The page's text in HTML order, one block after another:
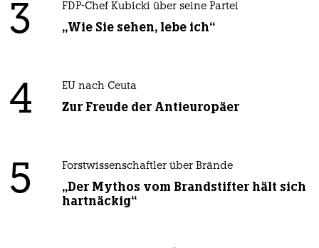
3 FDP-Chef Kubicki über seine Partei
„Wie Sie sehen, lebe ich“
4 EU nach Ceuta
Zur Freude der Antieuropäer
5 Forstwissenschaftler über Brände
„Der Mythos vom Brandstifter hält sich
hartnäckig“